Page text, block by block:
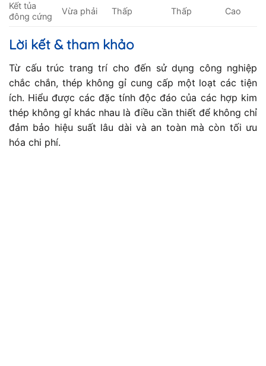
Kết tủa
đông cứng
Vừa phải Thấp Thấp Cao
Lời kết & tham khảo
Từ cấu trúc trang trí cho đến sử dụng công nghiệp
chắc chắn, thép không gỉ cung cấp một loạt các tiện
ích. Hiểu được các đặc tính độc đáo của các hợp kim
thép không gỉ khác nhau là điều cần thiết để không chỉ
đảm bảo hiệu suất lâu dài và an toàn mà còn tối ưu
hóa chi phí.